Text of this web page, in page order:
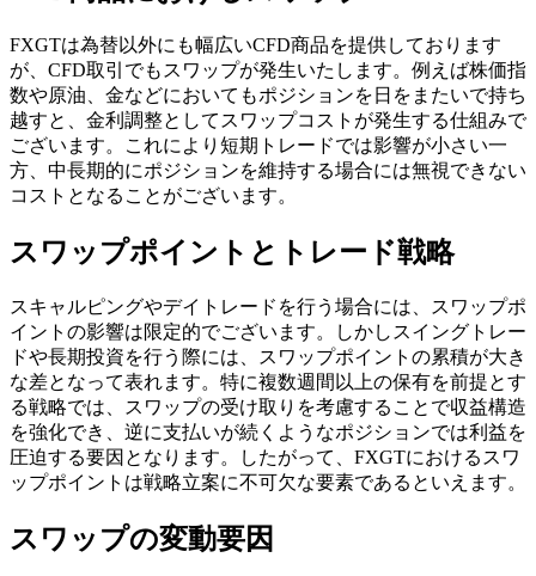
FXGTは為替以外にも幅広いCFD商品を提供しております
が、CFD取引でもスワップが発生いたします。例えば株価指
数や原油、金などにおいてもポジションを日をまたいで持ち
越すと、金利調整としてスワップコストが発生する仕組みで
ございます。これにより短期トレードでは影響が小さい一
方、中長期的にポジションを維持する場合には無視できない
コストとなることがございます。
スワップポイントとトレード戦略
スキャルピングやデイトレードを行う場合には、スワップポ
イントの影響は限定的でございます。しかしスイングトレー
ドや長期投資を行う際には、スワップポイントの累積が大き
な差となって表れます。特に複数週間以上の保有を前提とす
る戦略では、スワップの受け取りを考慮することで収益構造
を強化でき、逆に支払いが続くようなポジションでは利益を
圧迫する要因となります。したがって、FXGTにおけるスワ
ップポイントは戦略立案に不可欠な要素であるといえます。
スワップの変動要因